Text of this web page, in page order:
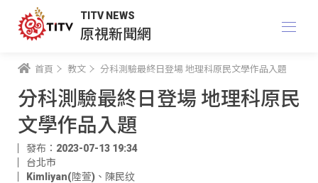
TITV NEWS
原視新聞網
首頁 教文 分科測驗最終日登場 地理科原民文學作品入題
分科測驗最終日登場 地理科原民
文學作品入題
發布：2023-07-13 19:34
台北市
Kimliyan(陸萱) 、 陳民纹